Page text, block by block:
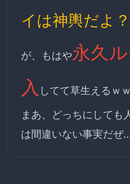
イは神輿だよ？
が、もはや永久
入 してて草生えるｗ
まあ、どっちにしても
は間違いない事実だぜ…